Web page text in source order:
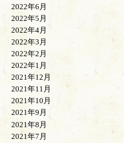
2022年6月
2022年5月
2022年4月
2022年3月
2022年2月
2022年1月
2021年12月
2021年11月
2021年10月
2021年9月
2021年8月
2021年7月